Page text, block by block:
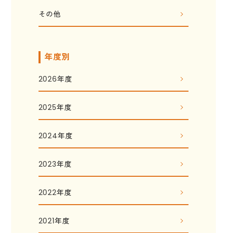
その他
年度別
2026年度
2025年度
2024年度
2023年度
2022年度
2021年度